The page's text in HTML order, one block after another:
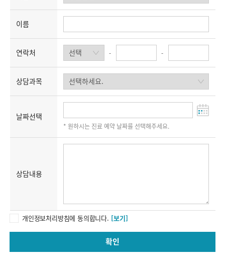
이름
연락처 - -
상담과목
날짜선택
* 원하시는 진료 예약 날짜를 선택해주세요.
상담내용
개인정보처리방침에 동의합니다. [보기]